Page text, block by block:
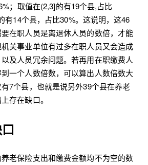
；取值在(2,3]的有19个县,占比
有14个县，占比30%。这说明，这46
在职人员是离退休人员的数倍，才能
关事业单位有过多在职人员又会造成
及人员冗余问题。若再用在职缴费人
一个人数倍数，可以算出人数倍数大
7个县，也就是说另外39个县在养老
存在缺口。
老保险支出和缴费金额均不为空的数